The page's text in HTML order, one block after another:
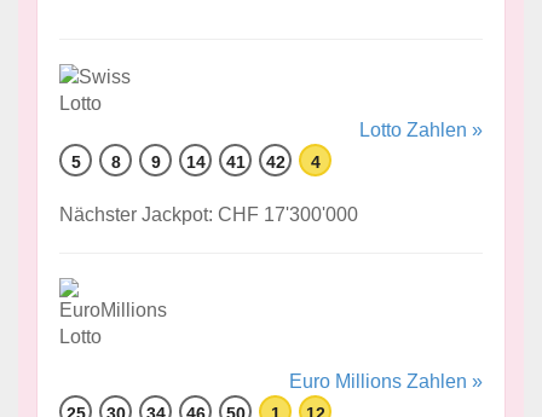
Lotto Zahlen »
5 8 9 14 41 42 4
Nächster Jackpot: CHF 17'300'000
Euro Millions Zahlen »